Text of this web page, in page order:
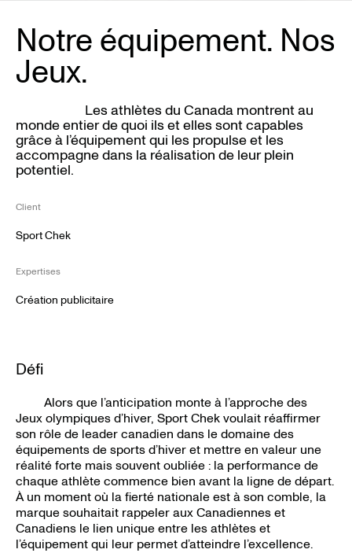
Notre équipement. Nos
Jeux.
Les athlètes du Canada montrent au
monde entier de quoi ils et elles sont capables
grâce à l’équipement qui les propulse et les
accompagne dans la réalisation de leur plein
potentiel.
Client
Sport Chek
Expertises
Création publicitaire
Défi
Alors que l’anticipation monte à l’approche des
Jeux olympiques d’hiver, Sport Chek voulait réaffirmer
son rôle de leader canadien dans le domaine des
équipements de sports d’hiver et mettre en valeur une
réalité forte mais souvent oubliée : la performance de
chaque athlète commence bien avant la ligne de départ.
À un moment où la fierté nationale est à son comble, la
marque souhaitait rappeler aux Canadiennes et
Canadiens le lien unique entre les athlètes et
l’équipement qui leur permet d’atteindre l’excellence.